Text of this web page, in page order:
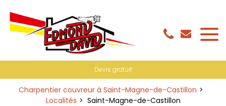
Devis gratuit
Charpentier couvreur à Saint-Magne-de-Castillon
Localités
Saint-Magne-de-Castillon